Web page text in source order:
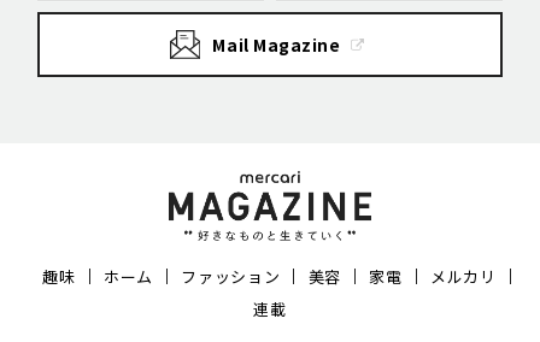
Mail Magazine
趣味 ホーム ファッション 美容 家電
メルカリ
連載